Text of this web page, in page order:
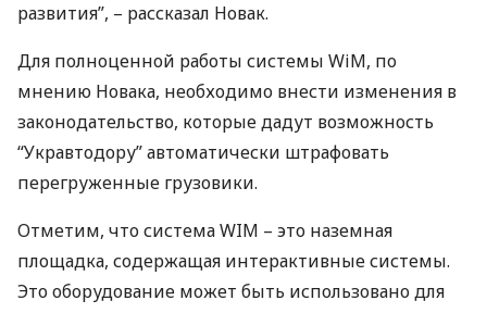
развития”, – рассказал Новак.
Для полноценной работы системы WiM, по
мнению Новака, необходимо внести изменения в
законодательство, которые дадут возможность
“Укравтодору” автоматически штрафовать
перегруженные грузовики.
Отметим, что системаWIM – это наземная
площадка, содержащая интерактивные системы.
Это оборудование может быть использовано для